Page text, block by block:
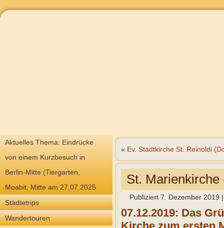
Aktuelles Thema: Eindrücke
von einem Kurzbesuch in
Berlin-Mitte (Tiergarten,
Moabit, Mitte am 27.07.2025
Städtetrips
Wandertouren
« Ev. Stadtkirche St. Reinoldi
St.
Publiziert 7. Dezember 2019
07.12.2019: Das